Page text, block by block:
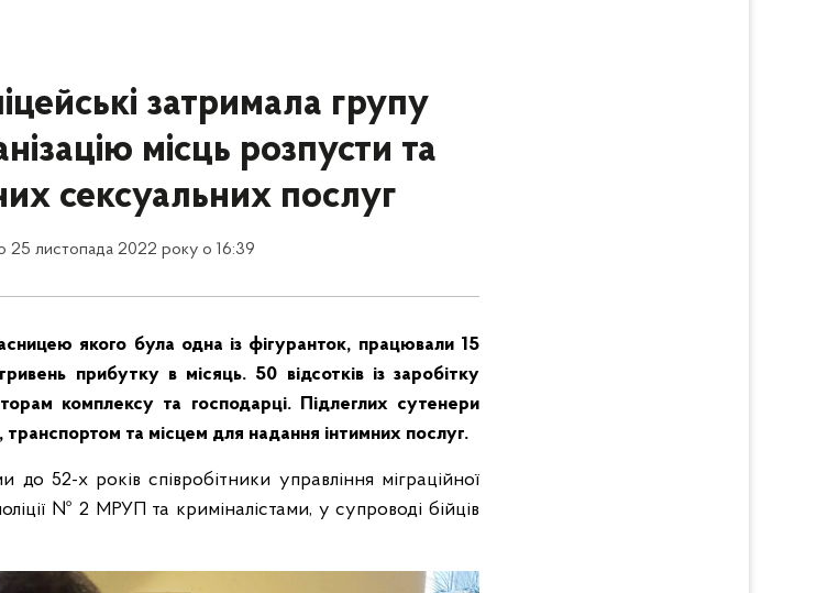
затримала групу
місць розпусти та
сексуальних послуг
25 листопада 2022 року о 16:39
якого була одна із фігуранток, працювали 15
прибутку в місяць. 50 відсотків із заробітку
комплексу та господарці. Підлеглих сутенери
та місцем для надання інтимних послуг.
52-х років співробітники управління міграційної
№ 2 МРУП та криміналістами, у супроводі бійців